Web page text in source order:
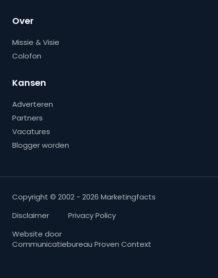
Over
Missie & Visie
Colofon
Kansen
Adverteren
Partners
Vacatures
Blogger worden
Copyright © 2002 - 2026 Marketingfacts
Disclaimer
Privacy Policy
Website door
Communicatiebureau Proven Context